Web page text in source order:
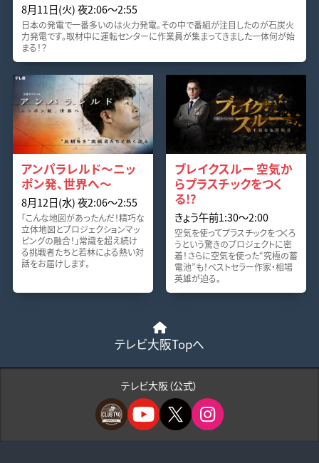
8月11日(火) 夜2:06〜2:55
日本の発電で一番多いのは火力発電。その中で番組が注目したのが石炭火
力発電です。取材中に運転センターに作業員が集まってきました一体何が始
まる！？
アンパラレルド～ニッ
ポン発、世界へ～
8月12日(水) 夜2:06〜2:55
「こんな地図があったんだ！精巧な
立体地図とプロジェクションマッ
ピングの融合！」常識を超え続け
る挑戦者たちと若林による熱い対
話をお届けします。
ブレイクスルー 空気か
らプラスチックをつく
る!?
きょう午前1:30〜2:00
空気を使ってプラスチックをつくろ
うという驚きのプロジェクトに密
着！さらに空気を使った“究極の蓄
電池”も！ベストセラー作家・相場
英雄が迫る。
テレビ大阪Topへ
テレビ大阪（公式）